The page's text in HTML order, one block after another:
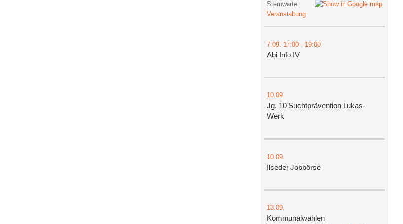
Sternwarte
Veranstaltung
7.09. 17:00- 19:00
Abi Info IV
10.09.
Jg. 10 Suchtprävention Lukas-
Werk
10.09.
Ilseder Jobbörse
13.09.
Kommunalwahlen